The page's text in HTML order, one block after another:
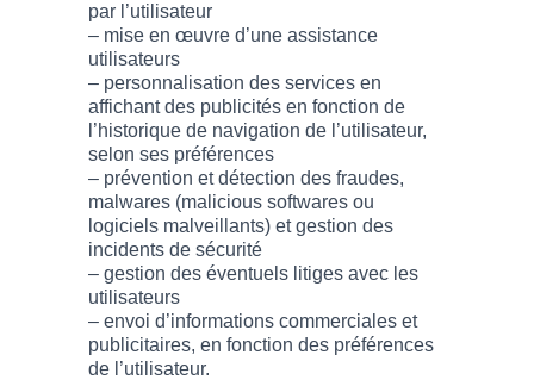
par l’utilisateur
– mise en œuvre d’une assistance
utilisateurs
– personnalisation des services en
affichant des publicités en fonction de
l’historique de navigation de l’utilisateur,
selon ses préférences
– prévention et détection des fraudes,
malwares (malicious softwares ou
logiciels malveillants) et gestion des
incidents de sécurité
– gestion des éventuels litiges avec les
utilisateurs
– envoi d’informations commerciales et
publicitaires, en fonction des préférences
de l’utilisateur.